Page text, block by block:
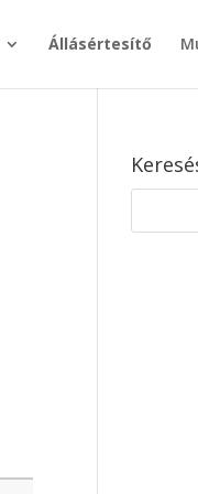
Állásértesítő